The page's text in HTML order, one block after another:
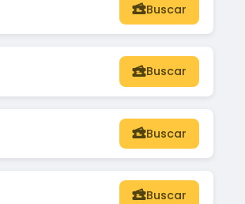
Buscar
Buscar
Buscar
Buscar